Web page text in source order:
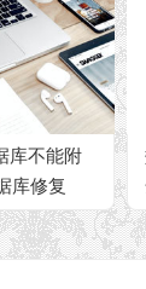
库不能附
库修复